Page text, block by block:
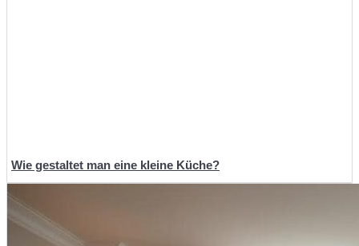
Wie gestaltet man eine kleine Küche?